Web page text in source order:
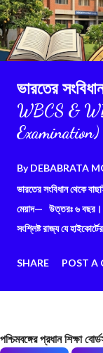
ভারতের
WBCS &
Examination)
ByDEBABRATA
ভারতের সংবিধান থেকে
মেয়াদ— উত্তরঃ ৬ বছর।
সংশ্লিষ্ট রাজ্য যে
SHARE POST A
পশ্চিমবঙ্গের প্রধান শিক্ষা